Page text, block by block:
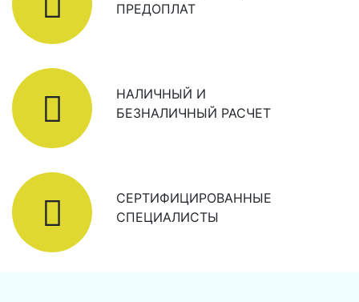
ПРЕДОПЛАТ
НАЛИЧНЫЙ И
БЕЗНАЛИЧНЫЙ РАСЧЕТ
СЕРТИФИЦИРОВАННЫЕ
СПЕЦИАЛИСТЫ